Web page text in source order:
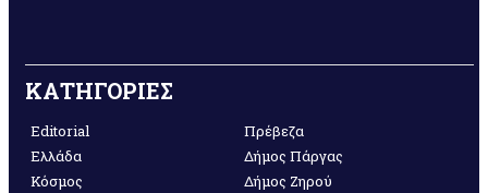
ΚΑΤΗΓΟΡΙΕΣ
Editorial
Ελλάδα
Κόσμος
Πρέβεζα
Δήμος Πάργας
Δήμος Ζηρού